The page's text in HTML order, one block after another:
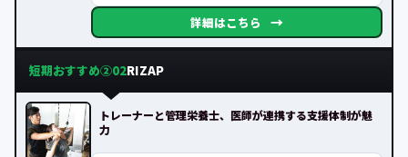
詳細はこちら →
短期おすすめ②02RIZAP
トレーナーと管理栄養士、医師が連携する支援体制が魅
力